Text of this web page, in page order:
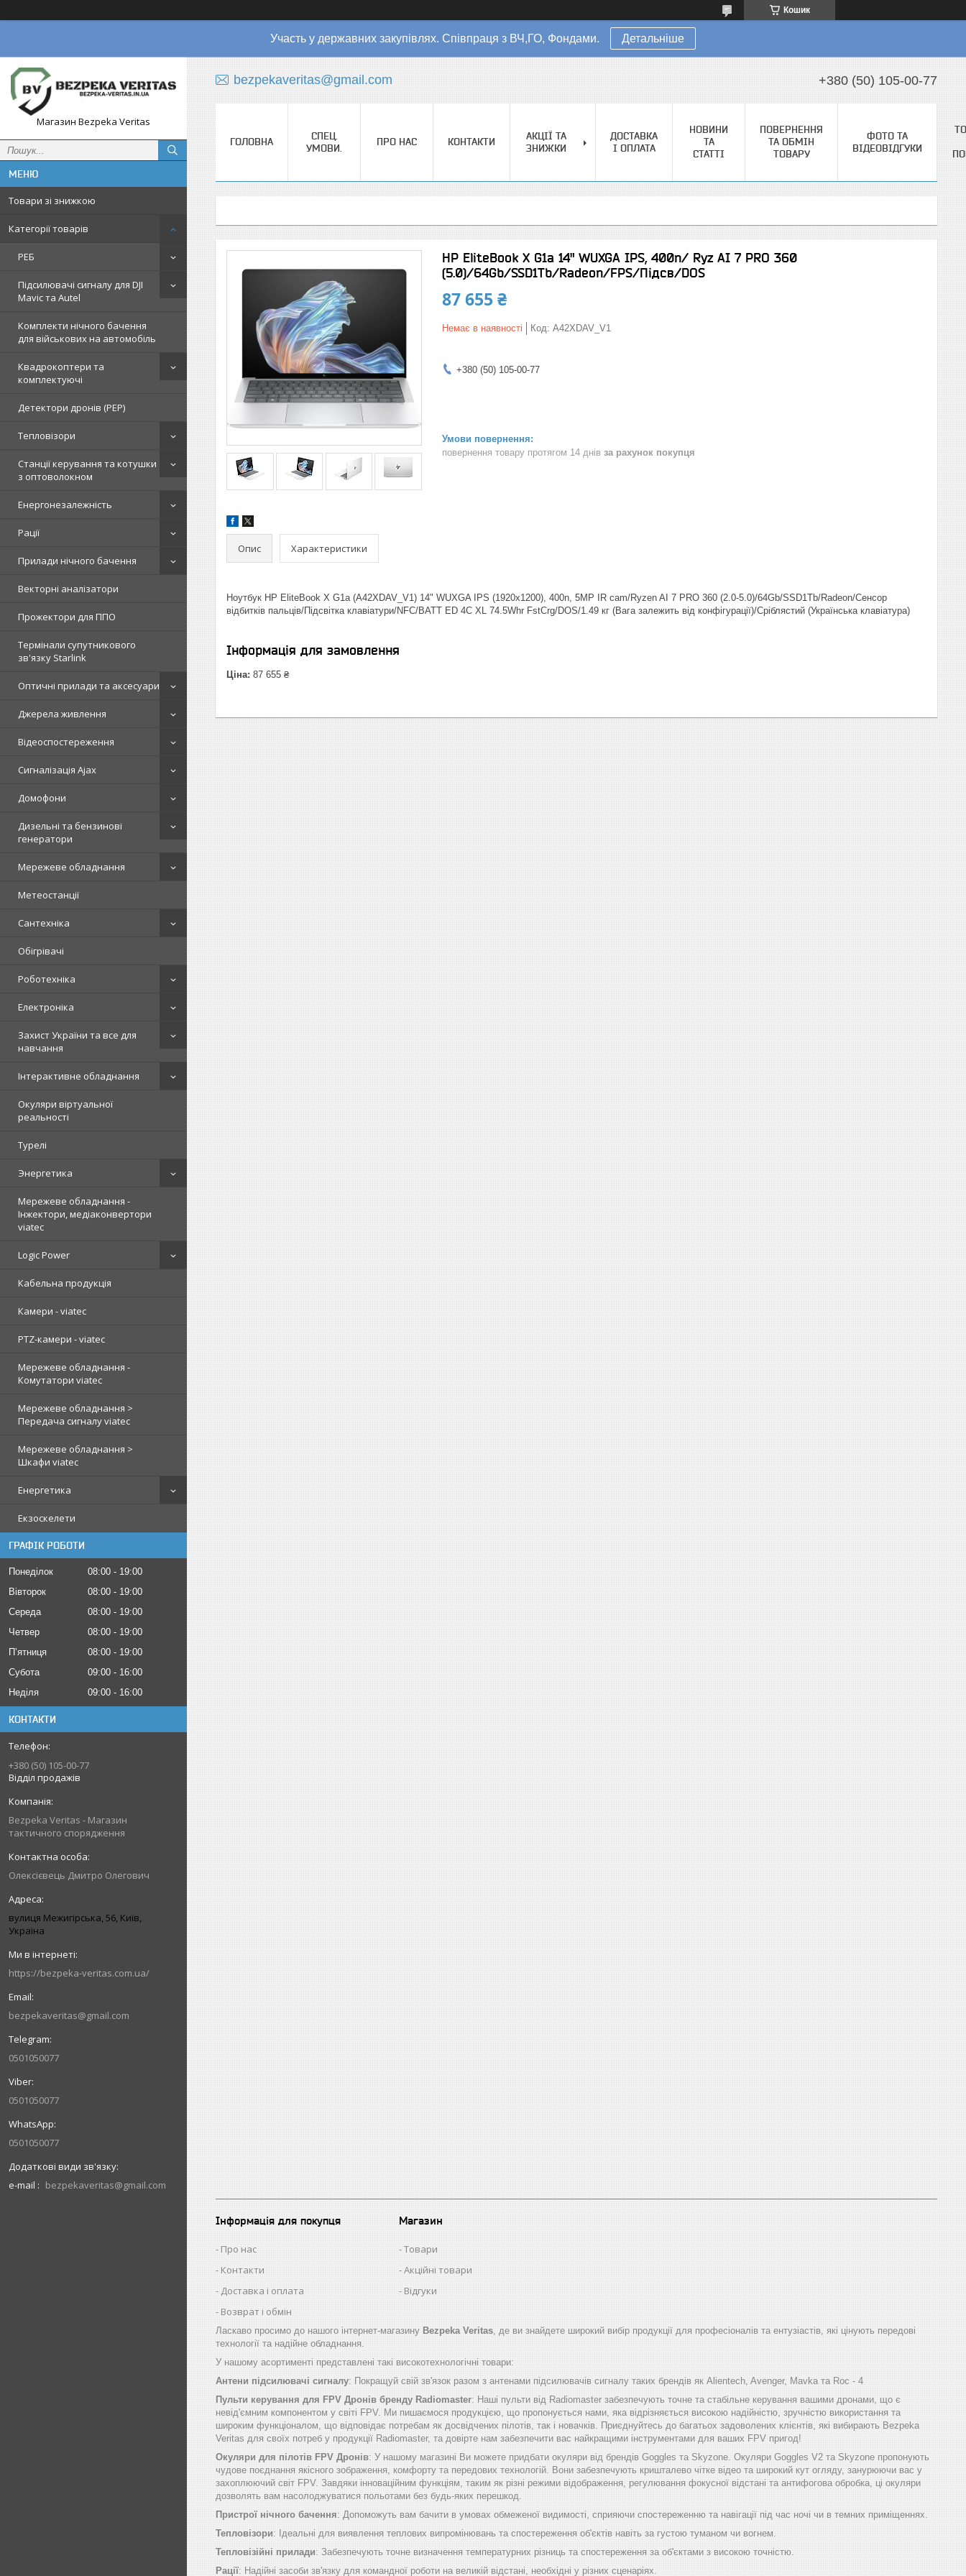
Кошик
Участь у державних закупівлях. Співпраця з ВЧ,ГО, Фондами. Детальніше
Магазин Bezpeka Veritas
Товари зі знижкою
Категорії товарів
РЕБ
Підсилювачі сигналу для DJI
Mavic та Autel
Комплекти нічного бачення
для військових на автомобіль
Квадрокоптери та
комплектуючі
Детектори дронів (РЕР)
Тепловізори
Станції керування та котушки
з оптоволокном
Енергонезалежність
Рації
Прилади нічного бачення
Векторні аналізатори
Прожектори для ППО
Термінали супутникового
зв'язку Starlink
Оптичні прилади та аксесуари
Джерела живлення
Відеоспостереження
Сигналізація Ajax
Домофони
Дизельні та бензинові
генератори
Мережеве обладнання
Метеостанції
Сантехніка
Обігрівачі
Роботехніка
Електроніка
Захист України та все для
навчання
Інтерактивне обладнання
Окуляри віртуальної
реальності
Турелі
Энергетика
Мережеве обладнання -
Інжектори, медіаконвертори
viatec
Logic Power
Кабельна продукція
Камери - viatec
PTZ-камери - viatec
Мережеве обладнання -
Комутатори viatec
Мережеве обладнання >
Передача сигналу viatec
Мережеве обладнання >
Шкафи viatec
Енергетика
Екзоскелети
ГРАФІК РОБОТИ
Понеділок 08:00
19:00
Вівторок
08:00
19:00
Середа
08:00
19:00
Четвер
08:00
19:00
Пʼятниця
08:00
19:00
Субота
09:00
16:00
Неділя
09:00 16:00
КОНТАКТИ
+380 (50) 105-00-77
Відділ продажів
Bezpeka Veritas - Магазин
тактичного спорядження
Олексієвець Дмитро Олегович
вулиця Межигірська, 56, Київ,
Україна
https://bezpeka-veritas.com.ua/
bezpekaveritas@gmail.com
0501050077
0501050077
0501050077
e-mail bezpekaveritas@gmail.com
bezpekaveritas@gmail.com +380 (50) 105-00-77
ГОЛОВНА
СПЕЦ.
УМОВИ.
ПРО НАС КОНТАКТИ
АКЦІЇ ТА
ЗНИЖКИ
ДОСТАВКА
І ОПЛАТА
НОВИНИ
ТА
СТАТТІ
ПОВЕРНЕННЯ
ТА ОБМІН
ТОВАРУ
ФОТО ТА
ВІДЕОВІДГУКИ
HP EliteBook X G1a 14" WUXGA IPS, 400n/ Ryz AI 7 PRO 360
(5.0)/64Gb/SSD1Tb/Radeon/FPS/Підсв/DOS
87 655 ₴
Немає в наявності Код: A42XDAV_V1
+380 (50) 105-00-77
повернення товару протягом 14 днів за рахунок покупця
Опис Характеристики
Ноутбук HP EliteBook X G1a (A42XDAV_V1) 14" WUXGA IPS (1920x1200), 400n, 5MP IR cam/Ryzen AI 7 PRO 360 (2.0-5.0)/64Gb/SSD1Tb/Radeon/Сенсор
відбитків пальців/Підсвітка клавіатури/NFC/BATT ED 4C XL 74.5Whr FstCrg/DOS/1.49 кг (Вага залежить від конфігурації)/Сріблястий (Українська клавіатура)
Інформація для замовлення
Ціна: 87 655 ₴
Інформація для покупця
Про нас
Контакти
Доставка і оплата
Возврат і обмін
Магазин
Товари
Акційні товари
Відгуки
Ласкаво просимо до нашого інтернет-магазину Bezpeka Veritas, де ви знайдете широкий вибір продукції для професіоналів та ентузіастів, які цінують передові
технології та надійне обладнання.
У нашому асортименті представлені такі високотехнологічні товари:
Антени підсилювачі сигналу: Покращуй свій зв'язок разом з антенами підсилювачів сигналу таких брендів як Alientech, Avenger, Mavka та Roc - 4
Пульти керування для FPV Дронів бренду Radiomaster: Наші пульти від Radiomaster забезпечують точне та стабільне керування вашими дронами, що є
невід'ємним компонентом у світі FPV. Ми пишаємося продукцією, що пропонується нами, яка відрізняється високою надійністю, зручністю використання та
широким функціоналом, що відповідає потребам як досвідчених пілотів, так і новачків. Приєднуйтесь до багатьох задоволених клієнтів, які вибирають Bezpeka
Veritas для своїх потреб у продукції Radiomaster, та довірте нам забезпечити вас найкращими інструментами для ваших FPV пригод!
Окуляри для пілотів FPV Дронів: У нашому магазині Ви можете придбати окуляри від брендів Goggles та Skyzone. Окуляри Goggles V2 та Skyzone пропонують
чудове поєднання якісного зображення, комфорту та передових технологій. Вони забезпечують кришталево чітке відео та широкий кут огляду, занурюючи вас у
захоплюючий світ FPV. Завдяки інноваційним функціям, таким як різні режими відображення, регулювання фокусної відстані та антифогова обробка, ці окуляри
дозволять вам насолоджуватися польотами без будь-яких перешкод.
Пристрої нічного бачення: Допоможуть вам бачити в умовах обмеженої видимості, сприяючи спостереженню та навігації під час ночі чи в темних приміщеннях.
Тепловізори: Ідеальні для виявлення теплових випромінювань та спостереження об'єктів навіть за густою туманом чи вогнем.
Тепловізійні прилади: Забезпечують точне визначення температурних різниць та спостереження за об'єктами з високою точністю.
Рації: Надійні засоби зв'язку для командної роботи на великій відстані, необхідні у різних сценаріях.